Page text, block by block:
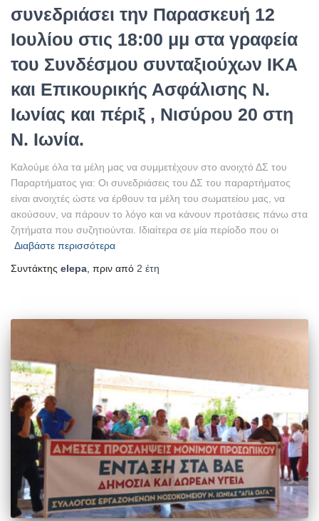
συνεδριάσει την Παρασκευή 12
Ιουλίου στις 18:00 μμ στα γραφεία
του Συνδέσμου συνταξιούχων ΙΚΑ
και Επικουρικής Ασφάλισης Ν.
Ιωνίας και πέριξ , Νισύρου 20 στη
Ν. Ιωνία.
Καλούμε όλα τα μέλη μας να συμμετέχουν στο ανοιχτό ΔΣ του
Παραρτήματος για: Οι συνεδριάσεις του ΔΣ του παραρτήματος
είναι ανοιχτές ώστε να έρθουν τα μέλη του σωματείου μας, να
ακούσουν, να πάρουν το λόγο και να κάνουν προτάσεις πάνω στα
ζητήματα που συζητιούνται. Ιδιαίτερα σε μία περίοδο που οι
Διαβάστε περισσότερα
Συντάκτης elepa , πριν από 2 έτη